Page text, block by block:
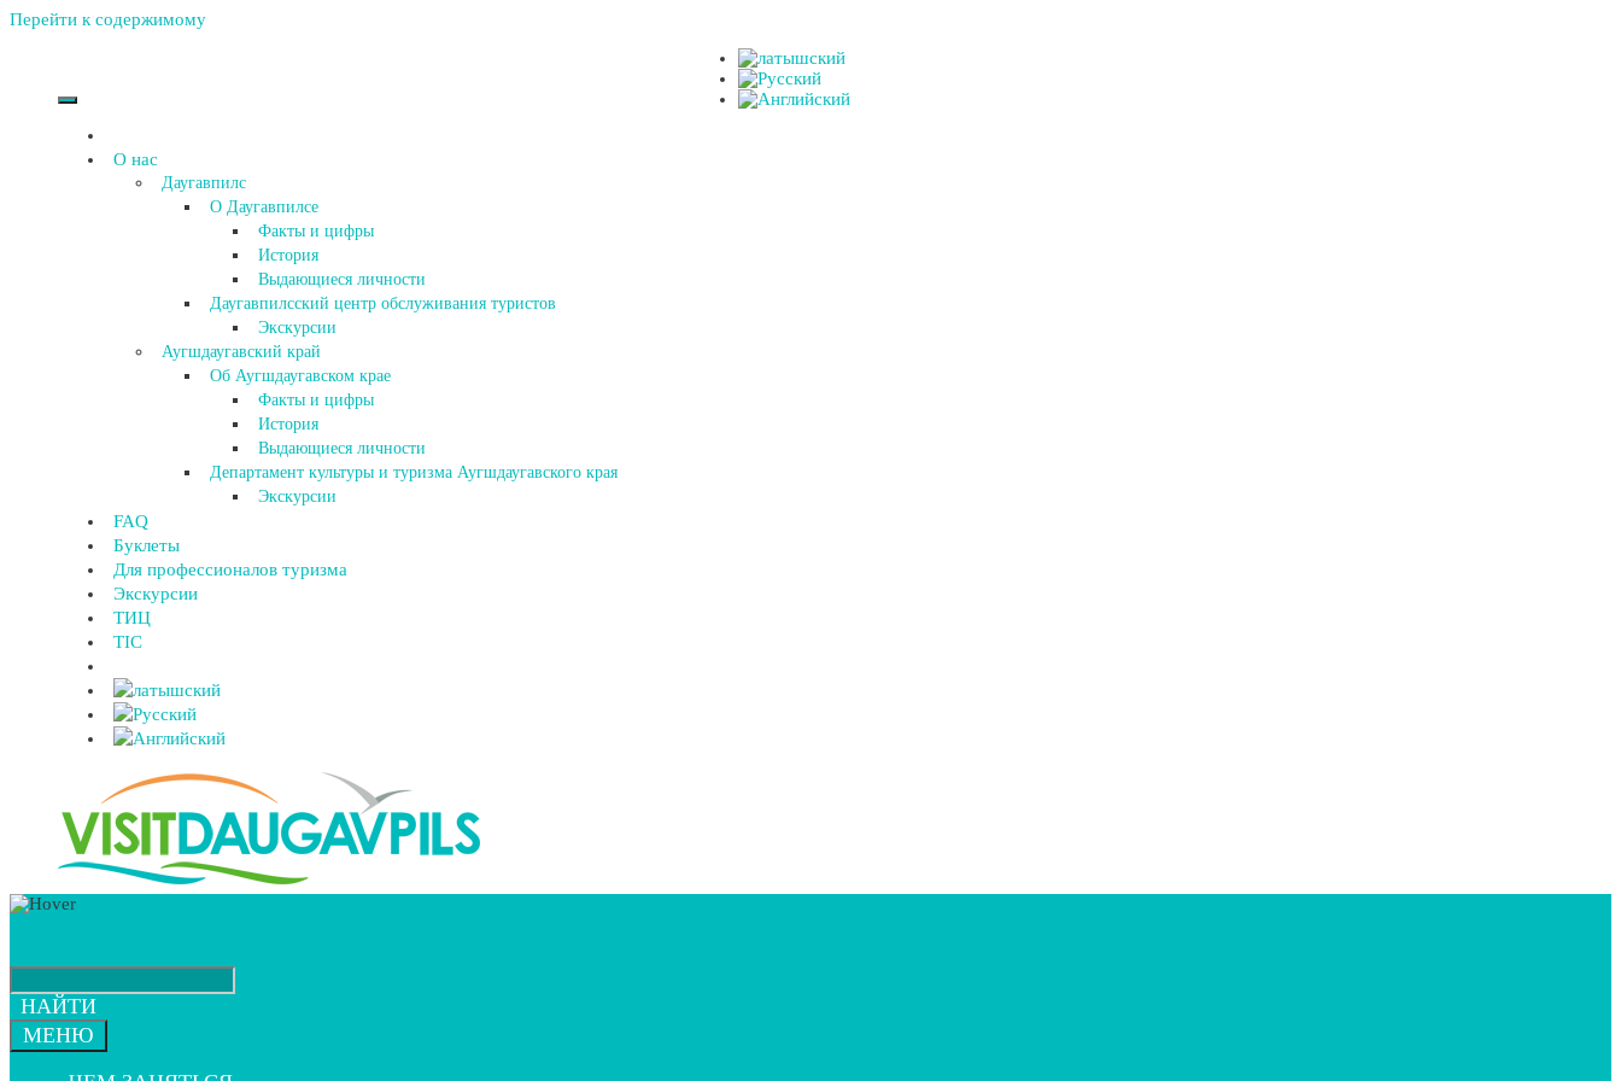
Перейти к содержимому
О нас
Даугавпилс
О Даугавпилсе
Факты и цифры
История
Выдающиеся личности
Даугавпилсский центр обслуживания туристов
Экскурсии
Аугшдаугавский край
Об Аугшдаугавском крае
Факты и цифры
История
Выдающиеся личности
Департамент культуры и туризма Аугшдаугавского края
Экскурсии
FAQ
Буклеты
Для профессионалов туризма
Экскурсии
ТИЦ
TIC
НАЙТИ
МЕНЮ